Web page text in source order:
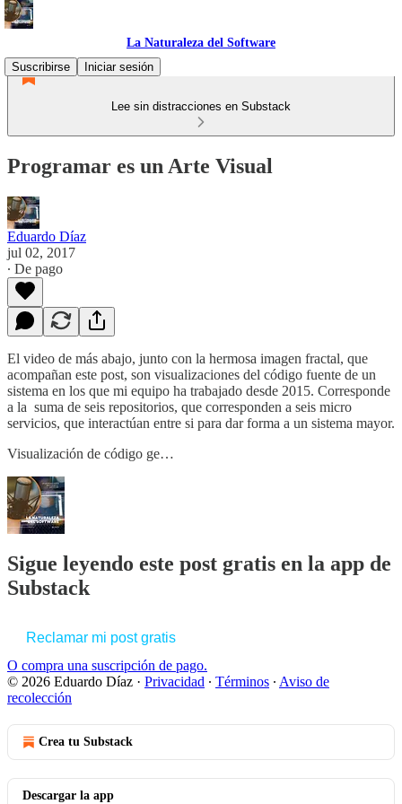
La Naturaleza del Software
Suscribirse
Iniciar sesión
Lee sin distracciones en Substack
Programar es un Arte Visual
Eduardo Díaz
jul 02, 2017
∙ De pago
El video de más abajo, junto con la hermosa imagen fractal, que
acompañan este post, son visualizaciones del código fuente de un
sistema en los que mi equipo ha trabajado desde 2015. Corresponde
a la suma de seis repositorios, que corresponden a seis micro
servicios, que interactúan entre si para dar forma a un sistema mayor.
Visualización de código ge…
Sigue leyendo este post gratis en la app de
Substack
Reclamar mi post gratis
O compra una suscripción de pago.
© 2026 Eduardo Díaz · Privacidad ∙ Términos ∙ Aviso de
recolección
Crea tu Substack
Descargar la app